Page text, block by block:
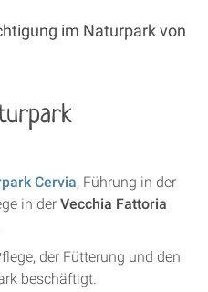
im Naturpark von
Cervia, Führung in der
in der Vecchia Fattoria
der Fütterung und den
beschäftigt.